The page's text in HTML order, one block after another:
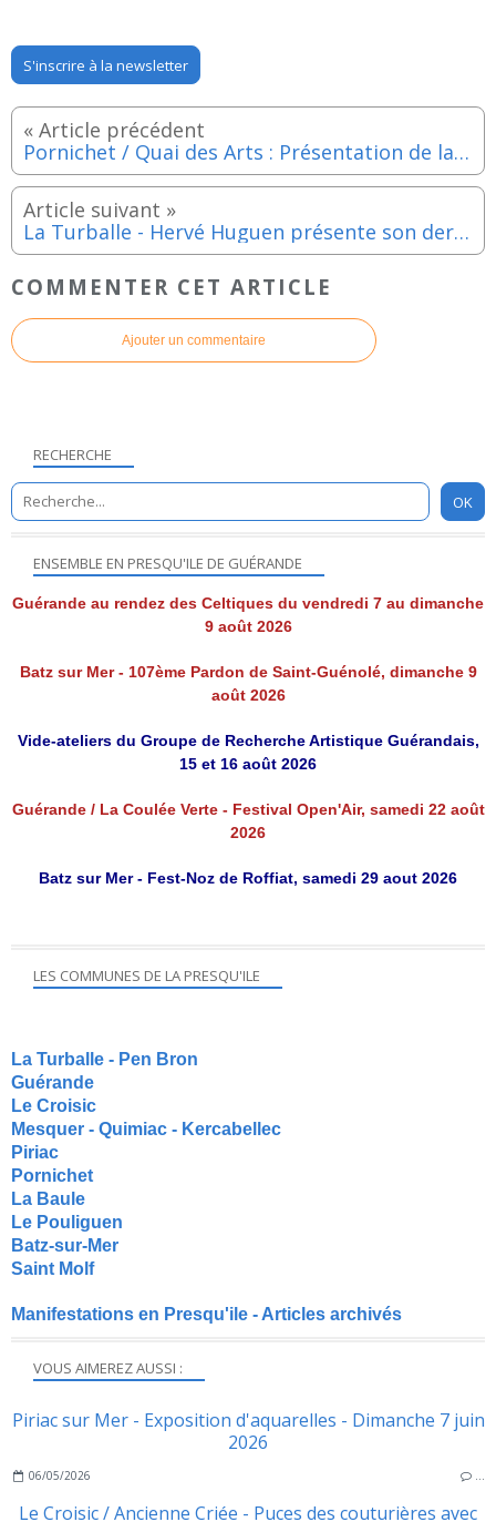
S'inscrire à la newsletter
Pornichet / Quai des Arts : Présentation de la saison 2020-2021 - Mardi 29 septembre 2020
La Turballe - Hervé Huguen présente son dernier polar à l’Arborescente - Mercredi 30 septembre 2020
COMMENTER CET ARTICLE
Ajouter un commentaire
RECHERCHE
VOUS AIMEREZ AUSSI :
Piriac sur Mer - Exposition d'aquarelles - Dimanche 7 juin
2026
06/05/2026 …
Le Croisic / Ancienne Criée - Puces des couturières avec
ENSEMBLE EN PRESQU'ILE DE GUÉRANDE
Guérande au rendez des Celtiques du vendredi 7 au dimanche
9 août 2026
Batz sur Mer - 107ème Pardon de Saint-Guénolé, dimanche 9
août 2026
Vide-ateliers du Groupe de Recherche Artistique Guérandais,
15 et 16 août 2026
Guérande / La Coulée Verte - Festival Open'Air, samedi 22 août
2026
Batz sur Mer - Fest-Noz de Roffiat, samedi 29 aout 2026
LES COMMUNES DE LA PRESQU'ILE
La Turballe - Pen Bron
Guérande
Le Croisic
Mesquer - Quimiac - Kercabellec
Piriac
Pornichet
La Baule
Le Pouliguen
Batz-sur-Mer
Saint Molf
Manifestations en Presqu'ile - Articles archivés